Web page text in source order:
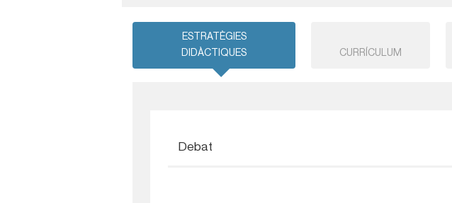
ESTRATÈGIES
DIDÀCTIQUES
CURRÍCULUM
Debat